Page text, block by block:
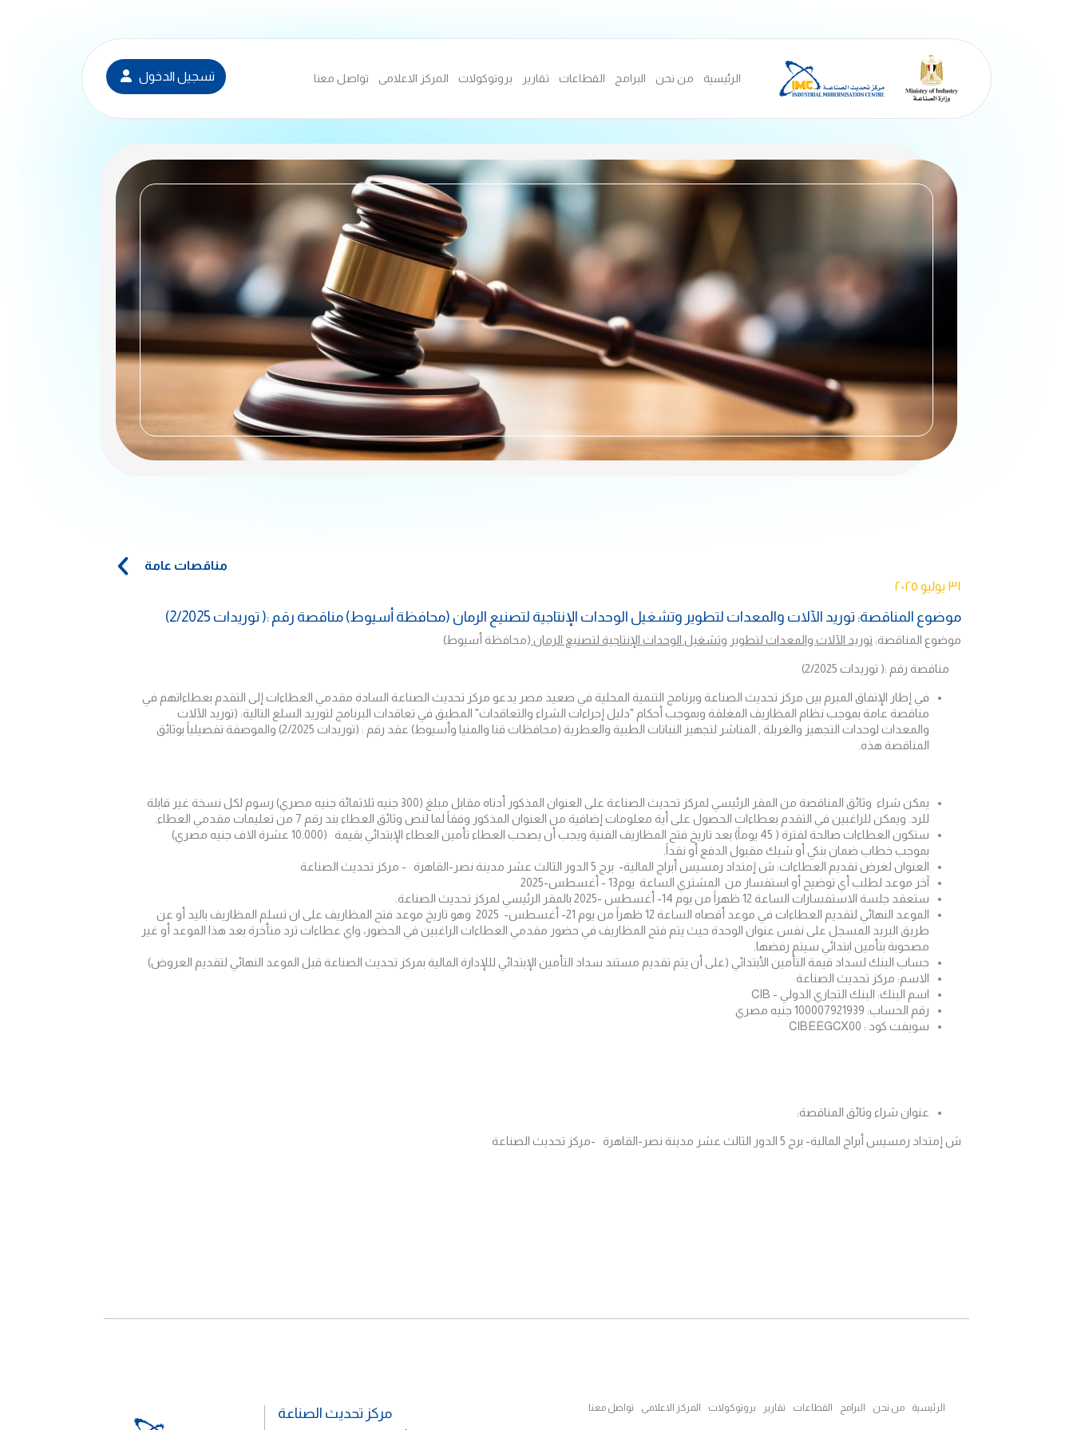
الرئيسية من نحن البرامج القطاعات تقارير بروتوكولات المركز الاعلامى تواصل معنا تسجيل الدخول
مناقصات عامة
٣١ يوليو ٢٠٢٥
موضوع المناقصة: توريد الآلات والمعدات لتطوير وتشغيل الوحدات الإنتاجية لتصنيع الرمان (محافظة أسيوط) مناقصة رقم :( توريدات 2/2025)
موضوع المناقصة: توريد الآلات والمعدات لتطوير وتشغيل الوحدات الإنتاجية لتصنيع الرمان (محافظة أسيوط)
مناقصة رقم :( توريدات 2/2025 )
في إطار الإتفاق المبرم بين مركز تحديث الصناعة وبرنامج التنمية المحلية في صعيد مصر يدعو مركز تحديث الصناعة السادة مقدمي العطاءات إلى التقدم بعطاءاتهم في
مناقصة عامة بموجب نظام المظاريف المغلقة وبموجب أحكام "دليل إجراءات الشراء والتعاقدات" المطبق في تعاقدات البرنامج لتوريد السلع التالية: (توريد الآلات
والمعدات لوحدات التجهيز والغربلة , المناشر‎ ‎لتجهيز النباتات الطبية والعطرية (محافظات قنا والمنيا وأسيوط)‏ عقد رقم : (
توريدات 2/2025 ) والموصفة تفصيلياً بوثائق
المناقصة هذه.
يمكن شراء وثائق المناقصة من المقر الرئيسي لمركز تحديث الصناعة على العنوان المذكور أدناه مقابل مبلغ (300 جنيه ثلاثمائة جنيه مصري) رسوم لكل نسخة غير قابلة
للرد. ويمكن للراغبين في التقدم بعطاءات الحصول على أية معلومات إضافية من العنوان المذكور وفقاً لما لنص وثائق العطاء بند رقم 7 من تعليمات مقدمي العطاء.
ستكون العطاءات صالحة لفترة ( 45 يوماً) بعد تاريخ فتح المظاريف الفنية ويجب أن يصحب العطاء تأمين العطاء الإبتدائي بقيمة (10.000 عشرة الاف جنيه مصري)
بموجب خطاب ضمان بنكي أو شيك مقبول الدفع أو نقداً.
العنوان لغرض تقديم العطاءات: ش إمتداد رمسيس أبراج المالية- برج 5 الدور الثالث عشر مدينة نصر-القاهرة - مركز تحديث الصناعة
آخر موعد لطلب أي توضيح أو استفسار من المشتري الساعة يوم13 - أغسطس-2025
ستعقد جلسة الاستفسارات الساعة 12 ظهراً من يوم 14- أغسطس -2025 بالمقر الرئيسي لمركز تحديث الصناعة.
الموعد النهائي لتقديم العطاءات في موعد أقصاه الساعة 12 ظهراً من يوم 21- أغسطس- 2025 ‏وهو تاريخ موعد فتح المظاريف على ان تسلم المظاريف باليد أو عن
طريق البريد المسجل على نفس عنوان الوحدة حيث يتم فتح المظاريف في حضور مقدمي العطاءات الراغبين في الحضور، واي عطاءات ترد متأخرة بعد هذا الموعد أو غير
مصحوبة بتأمين ابتدائي سيتم رفضها.
حساب البنك لسداد قيمة التأمين الأبتدائي (على أن يتم تقديم مستند سداد التأمين الإبتدائي لللإدارة المالية بمركز تحديث الصناعة قبل الموعد النهائي لتقديم العروض)
الاسم: مركز تحديث الصناعة
اسم البنك: البنك التجاري الدولي - CIB
رقم الحساب: 100007921939 جنيه مصري
سويفت كود : CIBEEGCX00
عنوان شراء وثائق المناقصة:
ش إمتداد رمسيس أبراج المالية- برج 5 الدور الثالث عشر مدينة نصر-القاهرة -مركز تحديث الصناعة
الرئيسية من نحن البرامج القطاعات تقارير بروتوكولات المركز الاعلامى تواصل معنا مركز تحديث الصناعة